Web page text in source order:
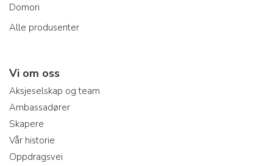
Domori
Alle produsenter
Vi om oss
Aksjeselskap og team
Ambassadører
Skapere
Vår historie
Oppdragsvei